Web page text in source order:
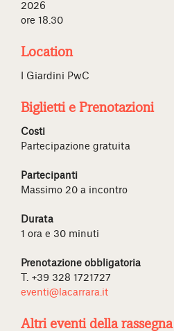
2026
ore 18.30
Location
I Giardini PwC
Biglietti e Prenotazioni
Costi
Partecipazione gratuita
Partecipanti
Massimo 20 a incontro
Durata
1 ora e 30 minuti
Prenotazione obbligatoria
T. +39 328 1721727
eventi@lacarrara.it
Altri eventi della rassegna